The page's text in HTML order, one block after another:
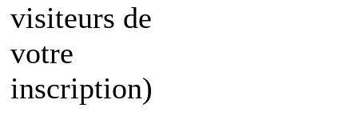
visiteurs de
votre
inscription)